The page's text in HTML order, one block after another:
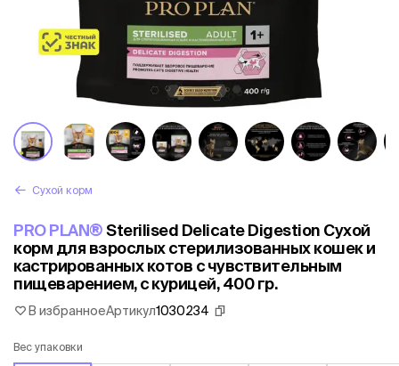
Сухой корм
PRO PLAN®Sterilised Delicate Digestion Сухой
корм для взрослых стерилизованных кошек и
кастрированных котов с чувствительным
пищеварением, с курицей, 400 гр.
В избранноеАртикул1030234
Вес упаковки